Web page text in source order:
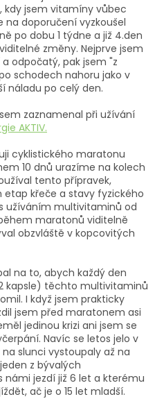
kdy jsem vitamíny vůbec
na doporučení vyzkoušel
po dobu 1 týdne a již 4.den
změny. Nejprve jsem
odpočatý, pak jsem "z
schodech nahoru jako v
náladu po celý den.
zaznamenal při užívání
AKTIV.
cyklistického maratonu
10 dnů urazíme na kolech
tento přípravek,
křeče a stavy fyzického
užíváním multivitaminů od
maratonů viditelně
obzvláště v kopcovitých
na to, abych každý den
kapsle) těchto multivitaminů
I když jsem prakticky
jsem před maratonem asi
jedinou krizi ani jsem se
Navíc se letos jelo v
slunci vystoupaly až na
z bývalých
námi jezdí již 6 let a kterému
ač je o 15 let mladší.